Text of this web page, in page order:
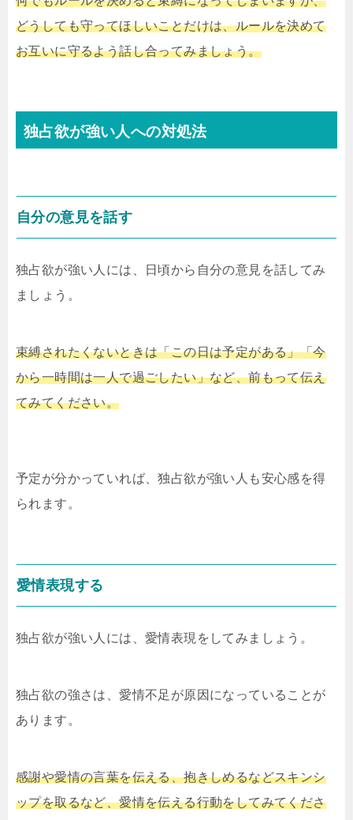
どうしても守ってほしいことだけは、ルールを決めて
お互いに守るよう話し合ってみましょう。
独占欲が強い人への対処法
自分の意見を話す
独占欲が強い人には、日頃から自分の意見を話してみ
ましょう。
束縛されたくないときは「この日は予定がある」「今
から一時間は一人で過ごしたい」など、前もって伝え
てみてください。
予定が分かっていれば、独占欲が強い人も安心感を得
られます。
愛情表現する
独占欲が強い人には、愛情表現をしてみましょう。
独占欲の強さは、愛情不足が原因になっていることが
あります。
感謝や愛情の言葉を伝える、抱きしめるなどスキンシ
ップを取るなど、愛情を伝える行動をしてみてくださ